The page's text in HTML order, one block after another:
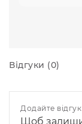
Відгуки (0)
Додайте
Щоб